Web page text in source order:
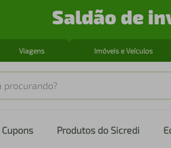
Saldão de
Viagens Imóveis e Veículos
Cupons Produtos do Sicredi